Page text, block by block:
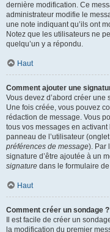
dernière modification. Ce
administrateur modifie le
une note indiquant qu’ils ont
Notez que les utilisateurs ne
quelqu’un y a répondu.
Haut
Comment ajouter une
Vous devez d’abord créer
Une fois créée, vous pouvez
rédaction de message. Vous
tous vos messages en
panneau de l’utilisateur (onglet
préférences de message). Par
signature d’être ajoutée à un
signature dans le formulaire
Haut
Comment créer un sondage ?
Il est facile de créer un
la modification du premier